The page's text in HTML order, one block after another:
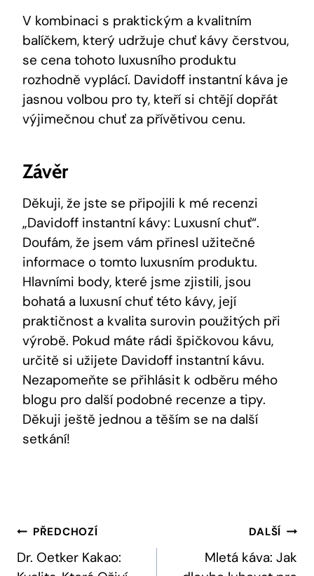
V kombinaci s praktickým a kvalitním
balíčkem, který udržuje chuť kávy čerstvou,
se cena tohoto luxusního produktu
rozhodně vyplácí. Davidoff instantní káva je
jasnou volbou pro ty, kteří si chtějí dopřát
výjimečnou chuť za přívětivou cenu.
Závěr
Děkuji, že jste se připojili k mé recenzi
„Davidoff instantní kávy: Luxusní chuť“.
Doufám, že jsem vám přinesl užitečné
informace o tomto luxusním produktu.
Hlavními body, které jsme zjistili, jsou
bohatá a luxusní chuť této kávy, její
praktičnost a kvalita surovin použitých při
výrobě. Pokud máte rádi špičkovou kávu,
určitě si užijete Davidoff instantní kávu.
Nezapomeňte se přihlásit k odběru mého
blogu pro další podobné recenze a tipy.
Děkuji ještě jednou a těším se na další
setkání!
Navigace
Pro
PŘEDCHOZÍ
Dr. Oetker Kakao:
DALŠÍ
Mletá káva: Jak